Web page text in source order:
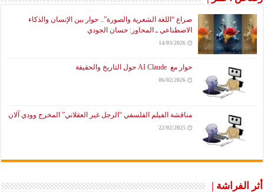
صراع “اللغة الشعرية والصورة”.. حوار بين الإنسان والذكاء
الاصطناعي ـ المحاور: حسان الجودي
14/03/2026
حوار مع AI Claude حول التاريخ والحقيقة
06/02/2026
مناقشة الفيلم الفلسفي “الرجل غير العقلاني” المخرج وودي آلان
22/02/2025
أثر الفراشة |